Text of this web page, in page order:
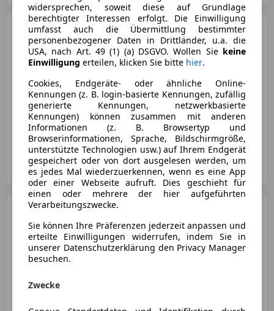
Mercedes-Benz G 450
G450d Superior Prof.Reserverad
Carbon MLED Night
€ 158 880 1
Neu 06/2024 3 724 km Diesel 270 kW (367 PS)
Autohaus Ebert GmbH & Co. KG
DE-64625 Bensheim
AMG-
Sport/Carbon/AHK/StdHzg/360/Night/
04/2026 9 500 km Diesel 270 kW (367 PS)
widersprechen, soweit diese auf Grundlage
berechtigter Interessen erfolgt. Die Einwilligung
umfasst auch die Übermittlung bestimmter
personenbezogener Daten in Drittländer, u.a. die
USA, nach Art. 49 (1) (a) DSGVO. Wollen Sie keine
Einwilligung erteilen, klicken Sie bitte hier.
Cookies, Endgeräte- oder ähnliche Online-
Kennungen (z. B. login-basierte Kennungen, zufällig
generierte Kennungen, netzwerkbasierte
Kennungen) können zusammen mit anderen
Informationen (z. B. Browsertyp und
Browserinformationen, Sprache, Bildschirmgröße,
unterstützte Technologien usw.) auf Ihrem Endgerät
gespeichert oder von dort ausgelesen werden, um
es jedes Mal wiederzuerkennen, wenn es eine App
oder einer Webseite aufruft. Dies geschieht für
einen oder mehrere der hier aufgeführten
Verarbeitungszwecke.
Sie können Ihre Präferenzen jederzeit anpassen und
erteilte Einwilligungen widerrufen, indem Sie in
unserer Datenschutzerklärung den Privacy Manager
besuchen.
Zwecke